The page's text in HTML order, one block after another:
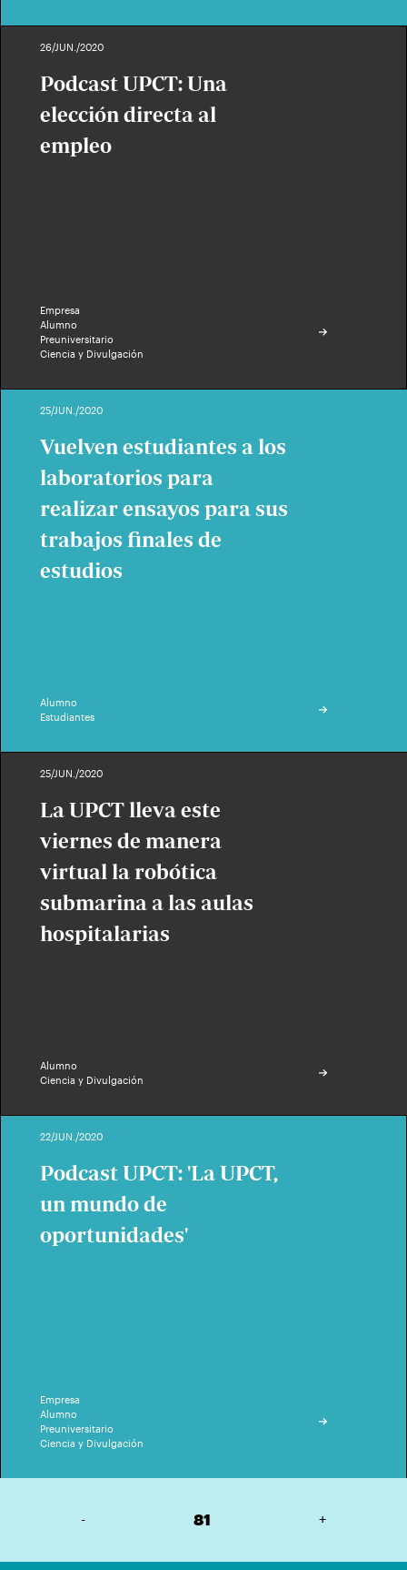
26/JUN./2020
Podcast UPCT: Una
elección directa al
empleo
Empresa
Alumno
Preuniversitario
Ciencia y Divulgación
25/JUN./2020
Vuelven estudiantes a los
laboratorios para
realizar ensayos para sus
trabajos finales de
estudios
Alumno
Estudiantes
25/JUN./2020
La UPCT lleva este
viernes de manera
virtual la robótica
submarina a las aulas
hospitalarias
Alumno
Ciencia y Divulgación
22/JUN./2020
Podcast UPCT: 'La UPCT,
un mundo de
oportunidades'
Empresa
Alumno
Preuniversitario
Ciencia y Divulgación
- 81 +